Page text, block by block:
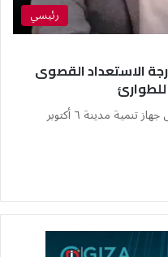
رئيسي
الاستعداد القصوى
أعلن المهندس محمد عبدالمقصود، رئيس جهاز تنمية مدينة ٦ أكتوبر